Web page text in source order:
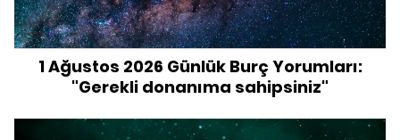
1 Ağustos 2026 Günlük Burç Yorumları:
"Gerekli donanıma sahipsiniz"